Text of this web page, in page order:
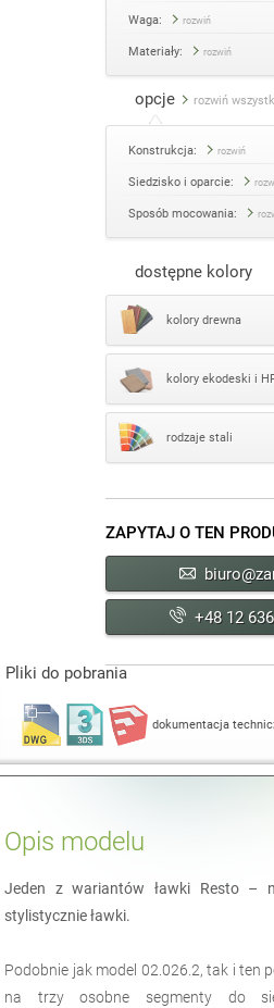
Waga: rozwiń
Materiały: rozwiń
opcje rozwiń
Konstrukcja: rozwiń
Siedzisko i oparcie:
Sposób mocowania:
dostępne kolory
kolory drewna
kolory ekodeski i
rodzaje stali
ZAPYTAJ O TEN
+48 12
Pliki do pobrania
dokumentacja
Opis modelu
Jeden z wariantów ławki Resto –
stylistycznie ławki.
Podobnie jak model 02.026.2, tak i ten
na trzy osobne segmenty do